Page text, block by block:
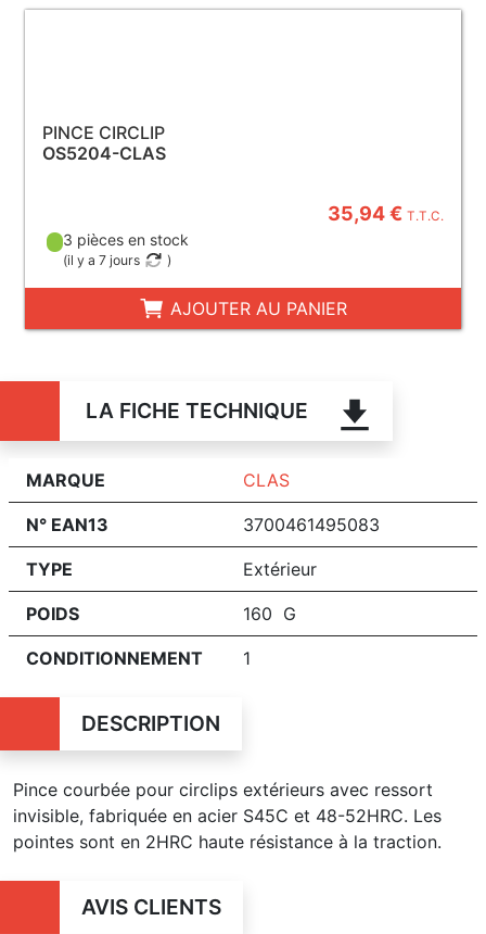
PINCE CIRCLIP
OS5204-CLAS
35,94 €T.T.C.
3 pièces en stock
(il y a 7 jours )
AJOUTER AU PANIER
LA FICHE TECHNIQUE
MARQUE CLAS
N° EAN13 3700461495083
TYPE Extérieur
POIDS 160 G
CONDITIONNEMENT 1
DESCRIPTION
Pince courbée pour circlips extérieurs avec ressort
invisible, fabriquée en acier S45C et 48-52HRC. Les
pointes sont en 2HRC haute résistance à la traction.
AVIS CLIENTS